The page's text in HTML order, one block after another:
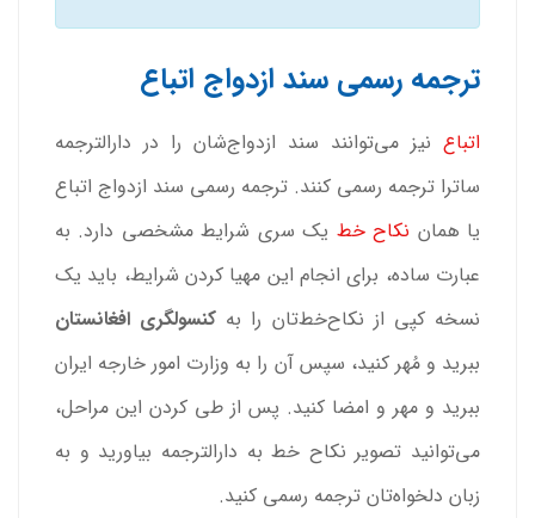
ترجمه رسمی سند ازدواج اتباع
اتباع نیز می‌توانند سند ازدواج‌شان را در دارالترجمه
ساترا ترجمه رسمی کنند. ترجمه رسمی سند ازدواج اتباع
یا همان نکاح خط یک سری شرایط مشخصی دارد. به
عبارت ساده، برای انجام این مهیا کردن شرایط، باید یک
نسخه کپی از نکاح‌خط‌تان را به کنسولگری افغانستان
ببرید و مُهر کنید، سپس آن را به وزارت امور خارجه ایران
ببرید و مهر و امضا کنید. پس از طی کردن این مراحل،
می‌توانید تصویر نکاح خط به دارالترجمه بیاورید و به
زبان دلخواه‌‎تان ترجمه رسمی کنید.